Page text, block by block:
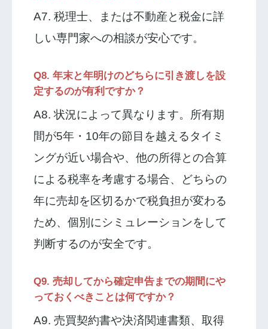
A7. 税理士、または不動産と税金に詳
しい専門家への相談が安心です。
Q8. 年末と年明けのどちらに引き渡しを設
定するのが有利ですか？
A8. 状況によって異なります。所有期
間が5年・10年の節目を越えるタイミ
ングが近い場合や、他の所得との合算
による税率を考慮する場合、どちらの
年に売却を区切るかで税負担が変わる
ため、個別にシミュレーションをして
判断するのが安全です。
Q9. 売却してから確定申告までの期間にや
っておくべきことは何ですか？
A9. 売買契約書や決済関連書類、取得